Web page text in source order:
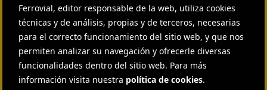
Ferrovial, editor responsable de la web, utiliza cookies
técnicas y de análisis, propias y de terceros, necesarias
para el correcto funcionamiento del sitio web, y que nos
permiten analizar su navegación y ofrecerle diversas
funcionalidades dentro del sitio web. Para más
información visita nuestra política de cookies.
INSTITUTIONAL RELATIONS
Ana García Ruiz
ENVIAR CORREO
EXTERNAL COMMUNICATION
AND MEDIA RELATIONS
Isabel Muñoz Torres